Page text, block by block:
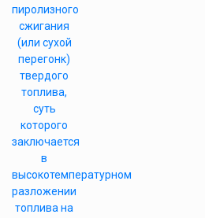
пиролизного
сжигания
(или сухой
перегонк)
твердого
топлива,
суть
которого
заключается
в
высокотемпературном
разложении
топлива на